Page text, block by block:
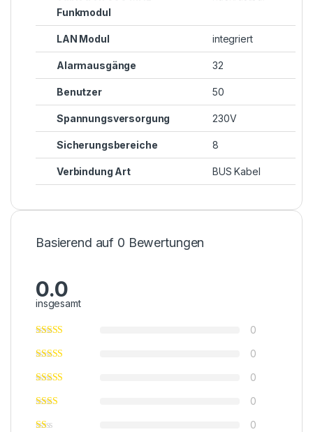
Funkmodul
LAN Modul integriert
Alarmausgänge 32
Benutzer 50
Spannungsversorgung 230V
Sicherungsbereiche 8
Verbindung Art BUS Kabel
Basierend auf 0 Bewertungen
0.0
insgesamt
0
0
0
0
0